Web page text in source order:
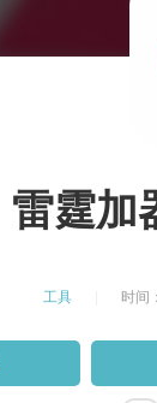
雷霆加
工具 时间